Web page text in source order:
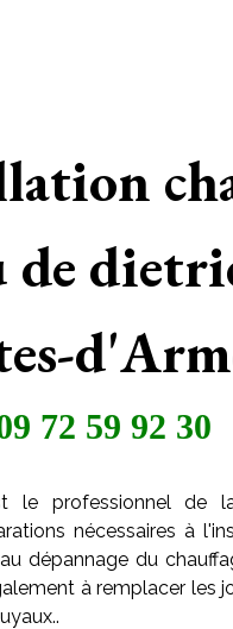
de
72 59 92 30
le professionnel de
nécessaires à
dépannage du
à remplacer les